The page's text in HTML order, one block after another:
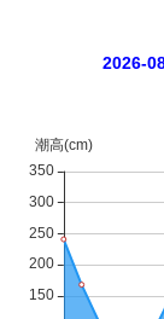
2026-